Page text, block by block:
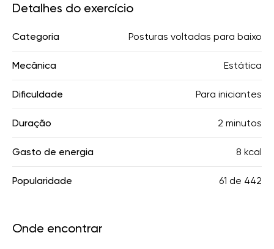
Detalhes do exercício
Categoria Posturas voltadas para baixo
Mecânica Estática
Dificuldade Para iniciantes
Duração 2 minutos
Gasto de energia 8 kcal
Popularidade 61 de 442
Onde encontrar